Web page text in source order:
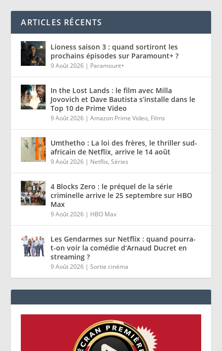
ARTICLES RÉCENTS
Lioness saison 3 : quand sortiront les
prochains épisodes sur Paramount+ ?
9 Août 2026 | Paramount+
In the Lost Lands : le film avec Milla
Jovovich et Dave Bautista s’installe dans le
Top 10 de Prime Video
9 Août 2026 |Amazon Prime Video, Films
Umthetho : La loi des frères, le thriller sud-
africain de Netflix, arrive le 14 août
9 Août 2026 | Netflix,Séries
4 Blocks Zero : le préquel de la série
criminelle arrive le 25 septembre sur HBO
Max
9 Août 2026 | HBO Max
Les Gendarmes sur Netflix : quand pourra-
t-on voir la comédie d’Arnaud Ducret en
streaming ?
9 Août 2026 |Sortie cinéma